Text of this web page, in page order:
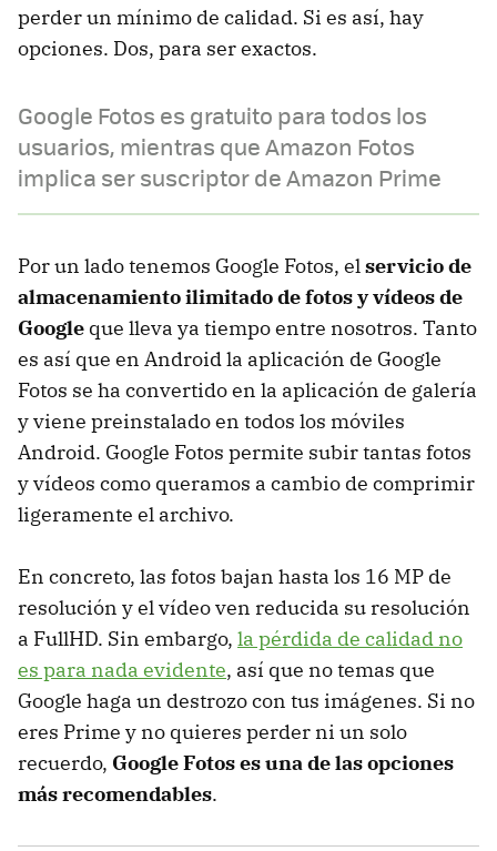
perder un mínimo de calidad. Si es así, hay
opciones. Dos, para ser exactos.
Google Fotos es gratuito para todos los
usuarios, mientras que Amazon Fotos
implica ser suscriptor de Amazon Prime
Por un lado tenemos Google Fotos, elservicio de
almacenamiento ilimitado de fotos y vídeos de
Google que lleva ya tiempo entre nosotros. Tanto
es así que en Android la aplicación de Google
Fotos se ha convertido en la aplicación de galería
y viene preinstalado en todos los móviles
Android. Google Fotos permite subir tantas fotos
y vídeos como queramos a cambio de comprimir
ligeramente el archivo.
En concreto, las fotos bajan hasta los 16 MP de
resolución y el vídeo ven reducida su resolución
a FullHD. Sin embargo, la pérdida de calidad no
es para nada evidente, así que no temas que
Google haga un destrozo con tus imágenes. Si no
eres Prime y no quieres perder ni un solo
recuerdo, Google Fotos es una de las opciones
más recomendables.